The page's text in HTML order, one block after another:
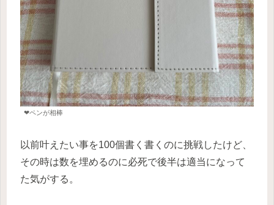
❤︎ペンが相棒
以前叶えたい事を100個書く書くのに挑戦したけど、
その時は数を埋めるのに必死で後半は適当になって
た気がする。